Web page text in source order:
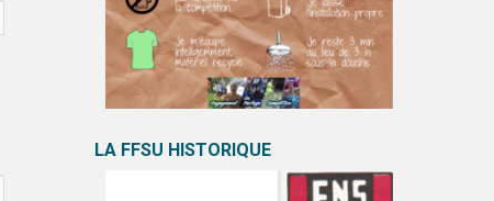
LA FFSU HISTORIQUE